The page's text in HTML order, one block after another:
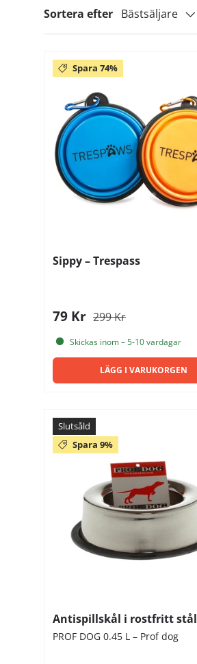
Sortera efter Bästsäljare
Spara 74%
Sippy – Trespass
79 Kr 299 Kr
Skickas inom – 5-10 vardagar
LÄGG I VARUKORGEN
Slutsåld
Spara 9%
Antispillskål i rostfritt stål
PROF DOG 0.45 L – Prof dog